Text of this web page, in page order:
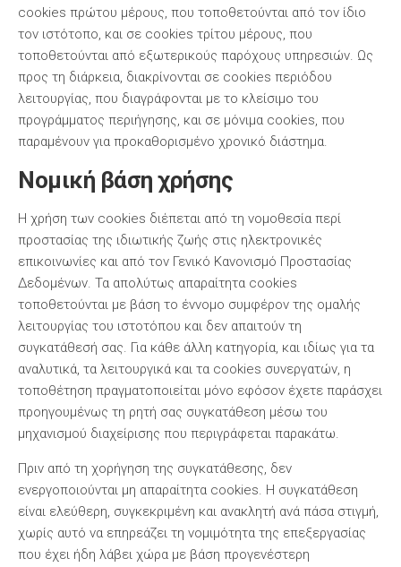
cookies πρώτου μέρους, που τοποθετούνται από τον ίδιο
τον ιστότοπο, και σε cookies τρίτου μέρους, που
τοποθετούνται από εξωτερικούς παρόχους υπηρεσιών. Ως
προς τη διάρκεια, διακρίνονται σε cookies περιόδου
λειτουργίας, που διαγράφονται με το κλείσιμο του
προγράμματος περιήγησης, και σε μόνιμα cookies, που
παραμένουν για προκαθορισμένο χρονικό διάστημα.
Νομική βάση χρήσης
Η χρήση των cookies διέπεται από τη νομοθεσία περί
προστασίας της ιδιωτικής ζωής στις ηλεκτρονικές
επικοινωνίες και από τον Γενικό Κανονισμό Προστασίας
Δεδομένων. Τα απολύτως απαραίτητα cookies
τοποθετούνται με βάση το έννομο συμφέρον της ομαλής
λειτουργίας του ιστοτόπου και δεν απαιτούν τη
συγκατάθεσή σας. Για κάθε άλλη κατηγορία, και ιδίως για τα
αναλυτικά, τα λειτουργικά και τα cookies συνεργατών, η
τοποθέτηση πραγματοποιείται μόνο εφόσον έχετε παράσχει
προηγουμένως τη ρητή σας συγκατάθεση μέσω του
μηχανισμού διαχείρισης που περιγράφεται παρακάτω.
Πριν από τη χορήγηση της συγκατάθεσης, δεν
ενεργοποιούνται μη απαραίτητα cookies. Η συγκατάθεση
είναι ελεύθερη, συγκεκριμένη και ανακλητή ανά πάσα στιγμή,
χωρίς αυτό να επηρεάζει τη νομιμότητα της επεξεργασίας
που έχει ήδη λάβει χώρα με βάση προγενέστερη